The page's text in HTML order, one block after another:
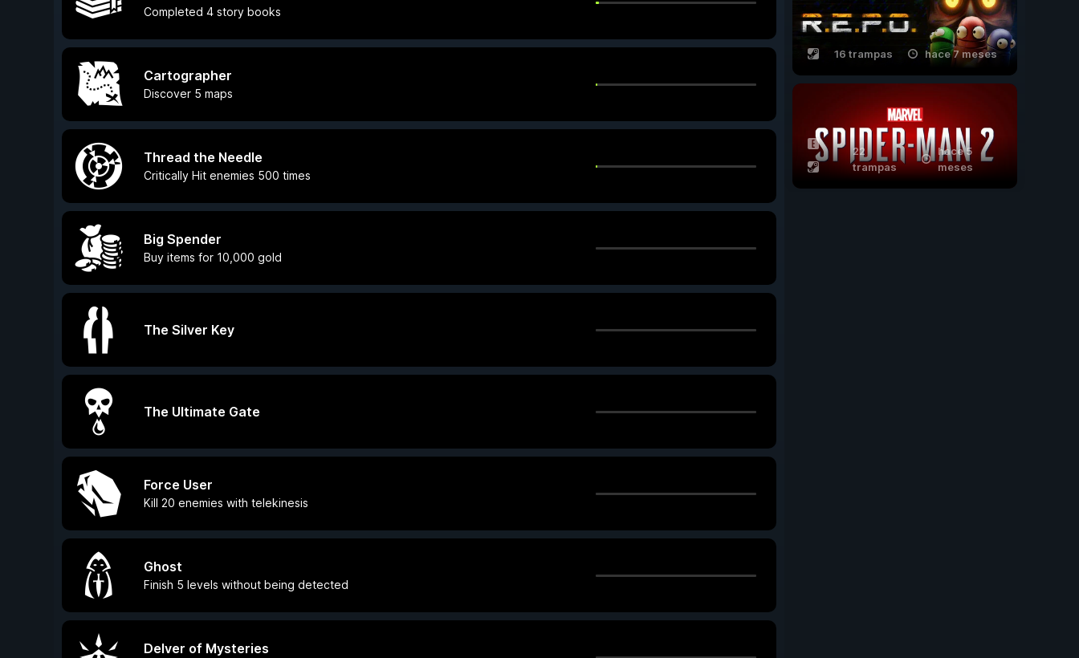
Completed 4 story books
Cartographer
Discover 5 maps
Thread the Needle
Critically Hit enemies 500 times
Big Spender
Buy items for 10,000 gold
The Silver Key
The Ultimate Gate
Force User
Kill 20 enemies with telekinesis
Ghost
Finish 5 levels without being detected
Delver of Mysteries
16 trampas hace 7 meses
22
trampas
hace 5
meses